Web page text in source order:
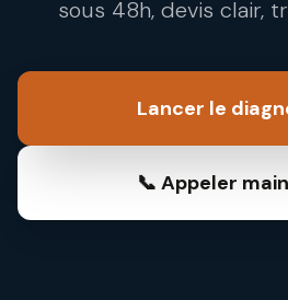
sous 48h, devis clair,
Lancer le
📞 Appeler